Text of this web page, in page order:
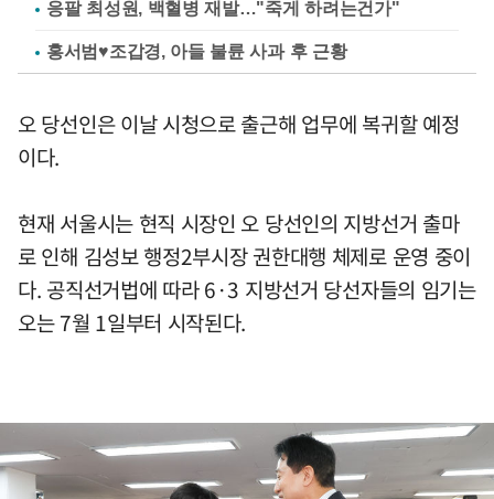
응팔 최성원, 백혈병 재발…"죽게 하려는건가"
홍서범♥조갑경, 아들 불륜 사과 후 근황
오 당선인은 이날 시청으로 출근해 업무에 복귀할 예정
이다.
현재 서울시는 현직 시장인 오 당선인의 지방선거 출마
로 인해 김성보 행정2부시장 권한대행 체제로 운영 중이
다. 공직선거법에 따라 6·3 지방선거 당선자들의 임기는
오는 7월 1일부터 시작된다.